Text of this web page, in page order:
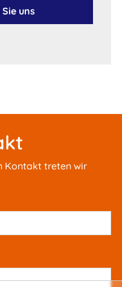
uns
Kontakt treten wir